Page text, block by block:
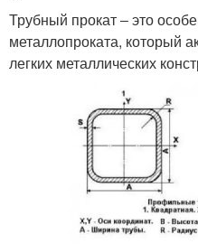
Трубный прокат ‒ это
металлопроката, который
легких металлических